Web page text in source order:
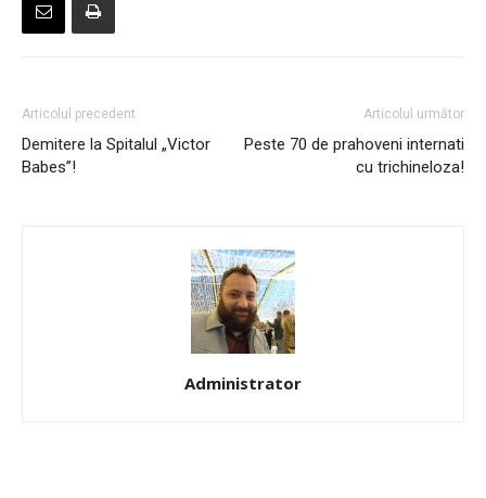
Articolul precedent
Demitere la Spitalul „Victor
Babes”!
Articolul următor
Peste 70 de prahoveni internati
cu trichineloza!
Administrator